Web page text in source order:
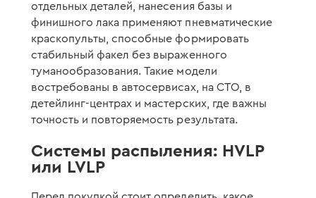
отдельных деталей, нанесения базы и
финишного лака применяют пневматические
краскопульты, способные формировать
стабильный факел без выраженного
туманообразования. Такие модели
востребованы в автосервисах, на СТО, в
детейлинг-центрах и мастерских, где важны
точность и повторяемость результата.
Системы распыления: HVLP
или LVLP